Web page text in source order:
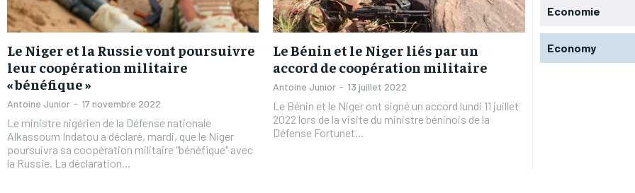
Sign up with just an email address and you
get access to this tier instantly.
/ year
Pay now and you get access to exclusive
news and articles for a whole year.
By
every
opt
Sign up with just an email address and you
get access to this tier instantly.
/ year
Pay now and you get access to exclusive
news and articles for a whole year.
By
every
opt
Le Niger et la Russie vont poursuivre
leur coopération militaire
« bénéfique »
Antoine Junior - 17 novembre 2022
Le ministre nigérien de la Défense nationale
Alkassoum Indatou a déclaré, mardi, que le Niger
poursuivra sa coopération militaire "bénéfique" avec
la Russie. La déclaration...
Le Bénin et le Niger liés par un
accord de coopération militaire
Antoine Junior - 13 juillet 2022
Le Bénin et le Niger ont signé un accord lundi 11 juillet
2022 lors de la visite du ministre béninois de la
Défense Fortunet...
Economie
Economy